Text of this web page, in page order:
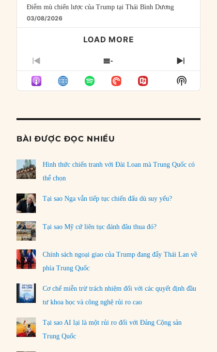
Điểm mù chiến lược của Trump tại Thái Bình Dương
03/08/2026
LOAD MORE
PREVIOUS
EPISODE
SHOW
EPISODES
LIST
NEXT
Show
Podcast
BÀI ĐƯỢC ĐỌC NHIỀU
Hình thức chiến tranh với Đài Loan mà Trung Quốc có
thể chọn
Tại sao Nga vẫn tiếp tục chiến đấu dù suy yếu?
Tại sao Mỹ cứ liên tục đánh đâu thua đó?
Chính sách ngoại giao của Trump đang đẩy Thái Lan về
phía Trung Quốc
Cơ chế miễn trừ trách nhiệm đối với các quyết định đầu
tư khoa học và công nghệ rủi ro cao
Tại sao AI lại là một rủi ro đối với Đảng Cộng sản
Trung Quốc